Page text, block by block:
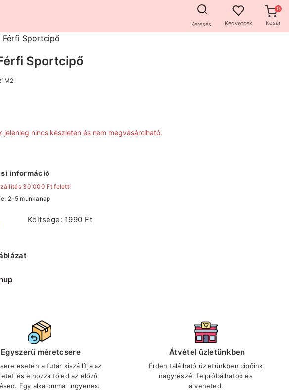
Keresés Kedvencek Kosár
Sportcipő
Sportcipő
jelenleg nincs készleten és nem megvásárolható.
információ
30 000 Ft felett!
2-5 munkanap
Költsége: 1990 Ft
Egyszerű méretcsere
esetén a futár kiszállítja az
és elhozza tőled az előző
Egy alkalommal ingyenes.
Átvétel üzletünkben
Érden található üzletünkben cipőink
nagyrészét felpróbálhatod és
átveheted.